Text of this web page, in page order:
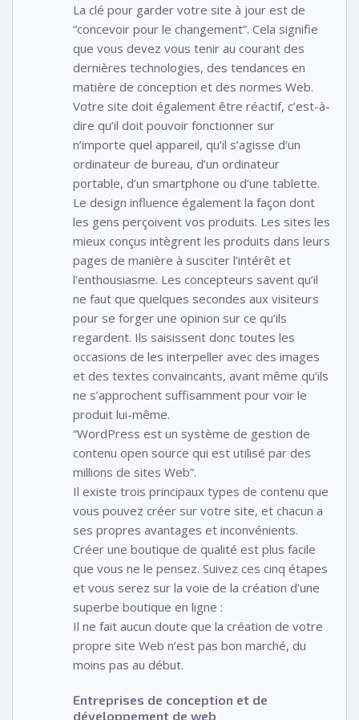
La clé pour garder votre site à jour est de
“concevoir pour le changement”. Cela signifie
que vous devez vous tenir au courant des
dernières technologies, des tendances en
matière de conception et des normes Web.
Votre site doit également être réactif, c’est-à-
dire qu’il doit pouvoir fonctionner sur
n’importe quel appareil, qu’il s’agisse d’un
ordinateur de bureau, d’un ordinateur
portable, d’un smartphone ou d’une tablette.
Le design influence également la façon dont
les gens perçoivent vos produits. Les sites les
mieux conçus intègrent les produits dans leurs
pages de manière à susciter l’intérêt et
l’enthousiasme. Les concepteurs savent qu’il
ne faut que quelques secondes aux visiteurs
pour se forger une opinion sur ce qu’ils
regardent. Ils saisissent donc toutes les
occasions de les interpeller avec des images
et des textes convaincants, avant même qu’ils
ne s’approchent suffisamment pour voir le
produit lui-même.
“WordPress est un système de gestion de
contenu open source qui est utilisé par des
millions de sites Web”.
Il existe trois principaux types de contenu que
vous pouvez créer sur votre site, et chacun a
ses propres avantages et inconvénients.
Créer une boutique de qualité est plus facile
que vous ne le pensez. Suivez ces cinq étapes
et vous serez sur la voie de la création d’une
superbe boutique en ligne :
Il ne fait aucun doute que la création de votre
propre site Web n’est pas bon marché, du
moins pas au début.
Entreprises de conception et de
développement de web